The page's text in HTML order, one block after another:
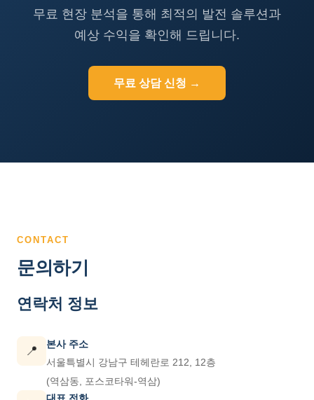
무료 현장 분석을 통해 최적의 발전 솔루션과
예상 수익을 확인해 드립니다.
무료 상담 신청 →
CONTACT
문의하기
연락처 정보
📍
본사 주소
서울특별시 강남구 테헤란로 212, 12층
(역삼동, 포스코타워-역삼)